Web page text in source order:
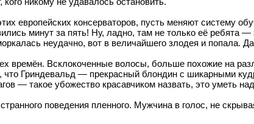
европейских консерваторов, пусть меняют систему
минут за пять! Ну, ладно, там не только её ребята
неудачно, вот в величайшего злодея и попала.
времён. Всклокоченные волосы, больше похожие на
что Гриндевальд — прекрасный блондин с шикарными
— такое убожество красавчиком назвать, это уметь
поведения пленного. Мужчина в голос, не